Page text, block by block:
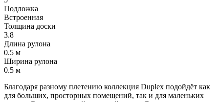
Подложка
Встроенная
Толщина доски
3.8
Длина рулона
0.5 м
Ширина рулона
0.5 м
Благодаря разному плетению коллекция Duplex подойдёт как
для больших, просторных помещений, так и для маленьких